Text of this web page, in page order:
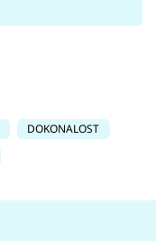
DOKONALOST